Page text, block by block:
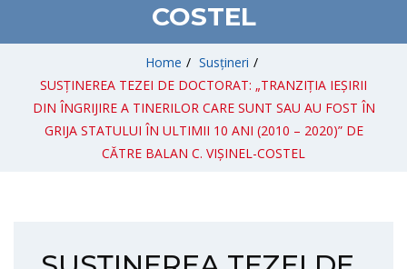
COSTEL
Home / Susțineri /
SUSȚINEREA TEZEI DE DOCTORAT: „TRANZIȚIA IEȘIRII
DIN ÎNGRIJIRE A TINERILOR CARE SUNT SAU AU FOST ÎN
GRIJA STATULUI ÎN ULTIMII 10 ANI (2010 – 2020)” DE
CĂTRE BALAN C. VIȘINEL-COSTEL